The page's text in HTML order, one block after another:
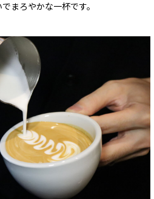
まろやかな一杯です。